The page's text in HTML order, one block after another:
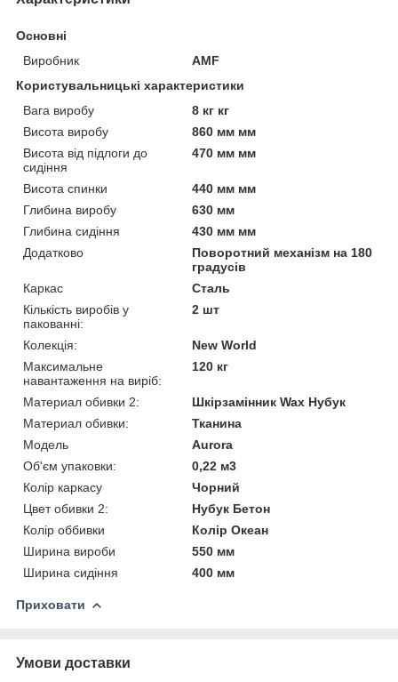
Основні
Виробник
AMF
Користувальницькі характеристики
Вага виробу
8 кг кг
Висота виробу
860 мм мм
Висота від підлоги до
сидіння
470 мм мм
Висота спинки
440 мм мм
Глибина виробу
630 мм
Глибина сидіння
430 мм мм
Додатково
Поворотний механізм на 180
градусів
Каркас
Сталь
Кількість виробів у
пакованні:
2 шт
Колекція:
New World
Максимальне
навантаження на виріб:
120 кг
Материал обивки 2:
Шкірзамінник Wax Нубук
Материал обивки:
Тканина
Мoдель
Aurora
Об'єм упаковки:
0,22 м3
Колір каркасу
Чорний
Цвет обивки 2:
Нубук Бетон
Колір оббивки
Колір Океан
Ширина вироби
550 мм
Ширина сидіння
400 мм
Приховати
Умови доставки